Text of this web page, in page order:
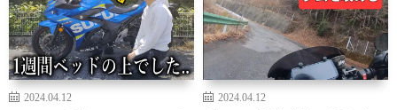
2024.04.12 2024.04.12